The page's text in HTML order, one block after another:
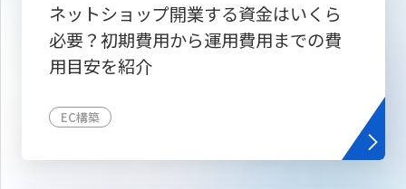
ネットショップ開業する資金はいくら
必要？初期費用から運用費用までの費
用目安を紹介
EC構築